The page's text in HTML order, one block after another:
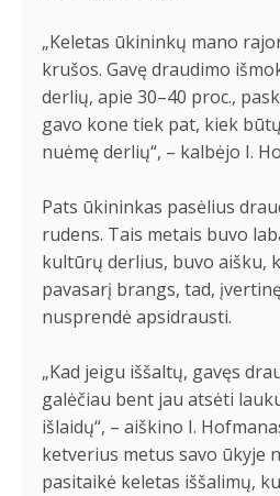
„Keletas ūkininkų mano
krušos. Gavę draudimo
derlių, apie 30–40 proc.,
gavo kone tiek pat, kiek
nuėmę derlių“, – kalbėjo I.
Pats ūkininkas pasėlius
rudens. Tais metais buvo
kultūrų derlius, buvo aišku,
pavasarį brangs, tad,
nusprendė apsidrausti.
„Kad jeigu iššaltų, gavęs
galėčiau bent jau atsėti
išlaidų“, – aiškino I.
ketverius metus savo ūkyje
pasitaikė keletas iššalimų,